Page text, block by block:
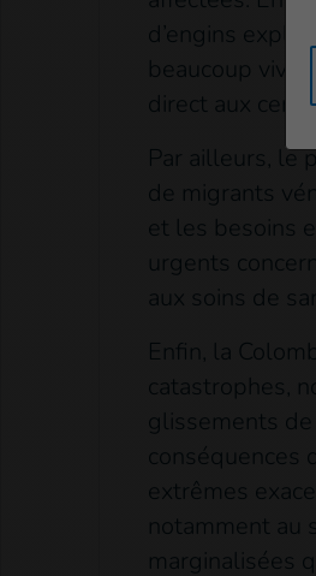
d’engins
beaucoup
direct aux
Par ailleurs, le
de migrants
et les besoins
urgents
aux soins de
Enfin, la
catastrophes,
glissements de
conséquences
extrêmes
notamment au
marginalisées